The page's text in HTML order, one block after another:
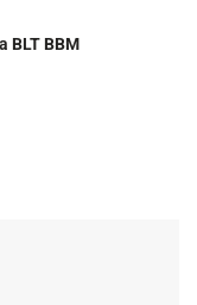
BLT BBM